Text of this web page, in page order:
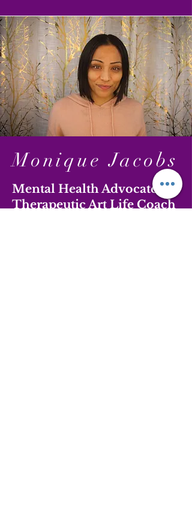
Monique Jacobs
Mental Health Advocate
Therapeutic Art Life Coach